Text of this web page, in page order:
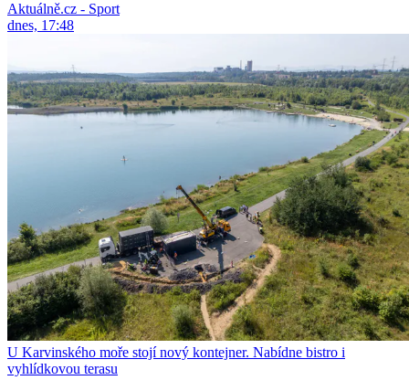
Aktuálně.cz - Sport
dnes, 17:48
U Karvinského moře stojí nový kontejner. Nabídne bistro i
vyhlídkovou terasu